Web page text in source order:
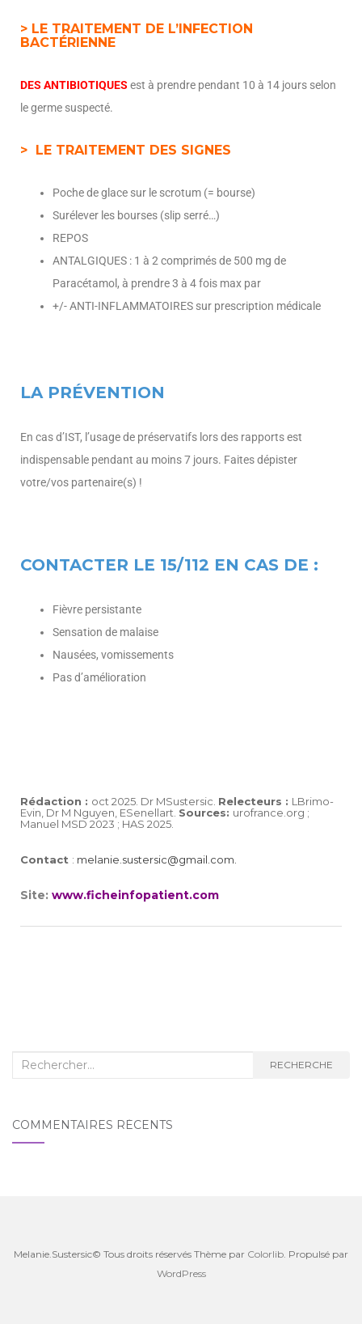
> LE TRAITEMENT DE L’INFECTION
BACTÉRIENNE
DES ANTIBIOTIQUES est à prendre pendant 10 à 14 jours selon
le germe suspecté.
> LE TRAITEMENT DES SIGNES
Poche de glace sur le scrotum (= bourse)
Surélever les bourses (slip serré…)
REPOS
ANTALGIQUES : 1 à 2 comprimés de 500 mg de
Paracétamol, à prendre 3 à 4 fois max par
+/- ANTI-INFLAMMATOIRES sur prescription médicale
LA PRÉVENTION
En cas d’IST, l’usage de préservatifs lors des rapports est
indispensable pendant au moins 7 jours. Faites dépister
votre/vos partenaire(s) !
CONTACTER LE 15/112 EN CAS DE :
Fièvre persistante
Sensation de malaise
Nausées, vomissements
Pas d’amélioration
Rédaction : oct 2025. Dr MSustersic. Relecteurs : LBrimo-
Evin, Dr M Nguyen, ESenellart. Sources: urofrance.org ;
Manuel MSD 2023 ; HAS 2025.
Contact : melanie.sustersic@gmail.com.
Site: www.ficheinfopatient.com
RECHERCHE
COMMENTAIRES RÉCENTS
Melanie.Sustersic© Tous droits réservés Thème par Colorlib. Propulsé par
WordPress